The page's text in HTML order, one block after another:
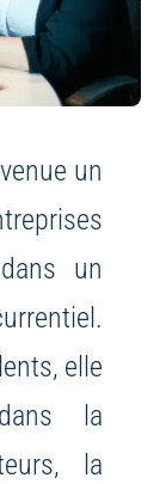
un
un
elle
la
la